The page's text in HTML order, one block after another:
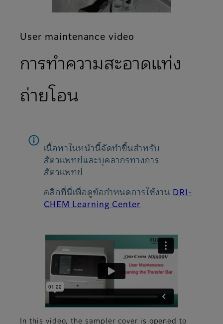
User maintenance video
การทำความสะอาดแท่ง
ถ่ายโอน
เนื้อหาในหน้านี้จัดทำขึ้นสำหรับ
สัตวแพทย์และบุคลากรทางการ
สัตวแพทย์
คลิกที่นี่เพื่อดูข้อกำหนดการใช้งาน DRI-
CHEM Learning Center
In this video, the sampler cover is opened to